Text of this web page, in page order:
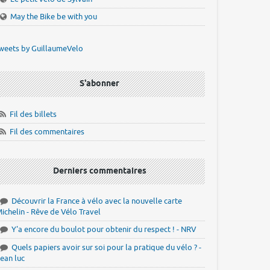
May the Bike be with you
by GuillaumeVelo
S'abonner
Fil des billets
Fil des commentaires
Derniers commentaires
Découvrir la France à vélo avec la nouvelle carte
- Rêve de Vélo Travel
Y'a encore du boulot pour obtenir du respect ! - NRV
Quels papiers avoir sur soi pour la pratique du vélo ? -
luc